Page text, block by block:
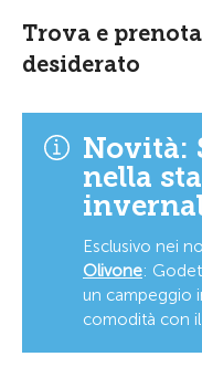
Trova e
desiderato
Novità:
nella
Esclusivo nei
Olivone:
un campeggio
comodità con